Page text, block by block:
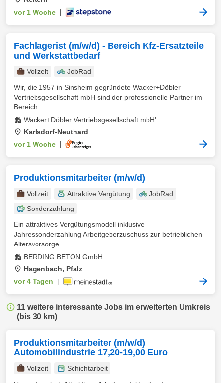
vor 1 Woche
Fachlagerist (m/w/d) - Bereich Kfz-Ersatzteile
und Werkstattbedarf
Vollzeit
JobRad
Wir, die 1957 in Sinsheim gegründete Wacker+Döbler
Vertriebsgesellschaft mbH sind der professionelle Partner im
Bereich ...
Wacker+Döbler Vertriebsgesellschaft mbH'
Karlsdorf-Neuthard
vor 1 Woche
Produktionsmitarbeiter (m/w/d)
Vollzeit Attraktive Vergütung
JobRad
Sonderzahlung
Ein attraktives Vergütungsmodell inklusive
Jahressonderzahlung Arbeitgeberzuschuss zur betrieblichen
Altersvorsorge ...
BERDING BETON GmbH
Hagenbach, Pfalz
vor 4 Tagen
11 weitere interessante Jobs im erweiterten Umkreis
(bis 30 km)
Produktionsmitarbeiter (m/w/d)
Automobilindustrie 17,20-19,00 Euro
Vollzeit
Schichtarbeit